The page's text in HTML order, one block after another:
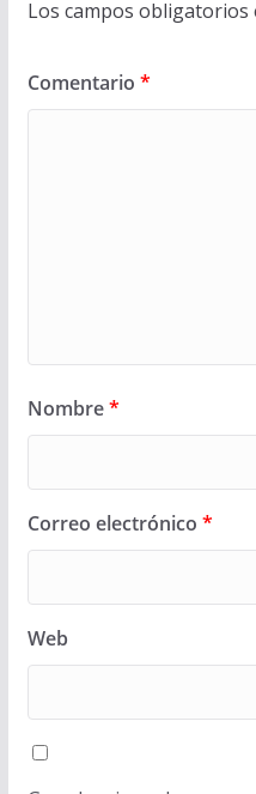
Los campos obligatorios
Comentario *
Nombre*
Correo electrónico *
Web